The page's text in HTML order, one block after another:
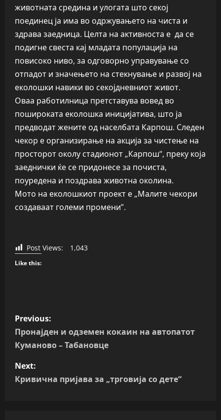
животната средина и улогата што секој
поединец ја има во одржувањето на чиста и
здрава заедница. Целта на активноста е да се
подигне свеста кај младата популација на
повисоко ниво, за одговорно управување со
отпадот и значењето на стекнување и развој на
еколошки навики во секојдневниот живот.
Оваа работилница претставува вовед во
пошироката еколошка иницијатива, што ја
предводат жените од населбата Карпош. Следен
чекор е организирање на акција за чистење на
просторот околу стадионот „Карпош“, преку која
заеднички ќе се придонесе за почиста,
поуредена и поздрава животна околина.
Мото на еколошкиот проект е „Малите чекори
создаваат големи промени”.
Post Views: 1,043
Like this:
P
o
s
t
Previous:
Пронајден и одземен кокаин на автопатот
Куманово – Табановце
Next:
Кривична пријава за „трговија со дете“